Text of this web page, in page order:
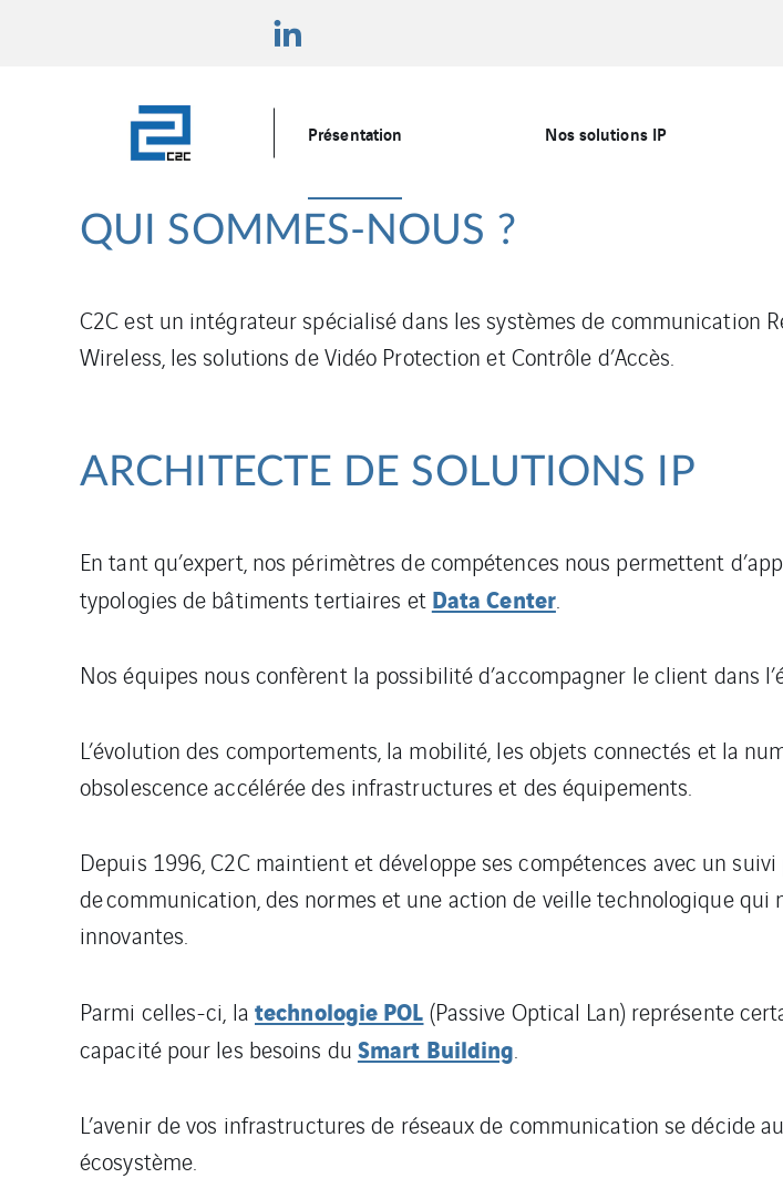
Présentation Nos solutions IP
QUI SOMMES-NOUS ?
C2C est un intégrateur spécialisé dans les systèmes de communication
Wireless, les solutions de Vidéo Protection et Contrôle d’Accès.
ARCHITECTE DE SOLUTIONS IP​
En tant qu’expert, nos périmètres de compétences nous permettent
typologies de bâtiments tertiaires et Data Center.
Nos équipes nous confèrent la possibilité d’accompagner le client dans
L’évolution des comportements, la mobilité, les objets connectés et la
obsolescence accélérée des infrastructures et des équipements.
Depuis 1996, C2C maintient et développe ses compétences avec un
decommunication, des normes et une action de veille technologique
innovantes.
Parmi celles-ci, la technologie POL (Passive Optical Lan) représente
capacité pour les besoins du Smart Building.
L’avenir de vos infrastructures de réseaux de communication se décide
écosystème.